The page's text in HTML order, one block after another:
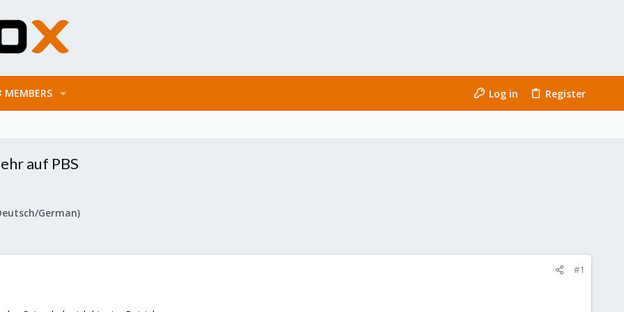
MEMBERS Log in Register
auf PBS
German)
#1